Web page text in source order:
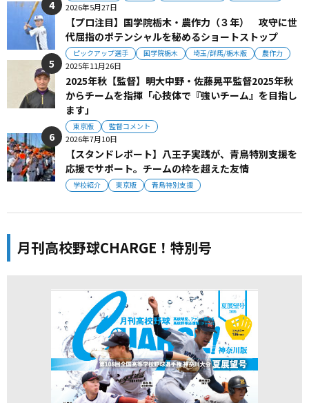
2026年5月27日
【プロ注目】国学院栃木・農作力（３年） 攻守に世
代屈指のポテンシャルを秘めるショートストップ
ピックアップ選手 国学院栃木 埼玉/群馬/栃木版 農作力
2025年11月26日
2025年秋【監督】明大中野・佐藤晃平監督2025年秋
からチームを指揮「心技体で『強いチーム』を目指し
ます」
東京版 監督コメント
2026年7月10日
【スタンドレポート】八王子実践が、青鳥特別支援を
応援でサポート。チームの枠を超えた友情
学校紹介 東京版 青鳥特別支援
月刊高校野球CHARGE！特別号